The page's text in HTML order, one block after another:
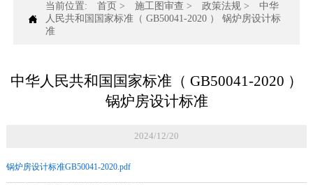

当前位置: 首页 > 施工图审查 > 政策法规>
中华
人民共和国国家标准（ GB50041-2020 ） 锅炉房设计标
准
中华人民共和国国家标准（ GB50041-2020 ）
锅炉房设计标准
2024/12/20
锅炉房设计标准GB50041-2020.pdf